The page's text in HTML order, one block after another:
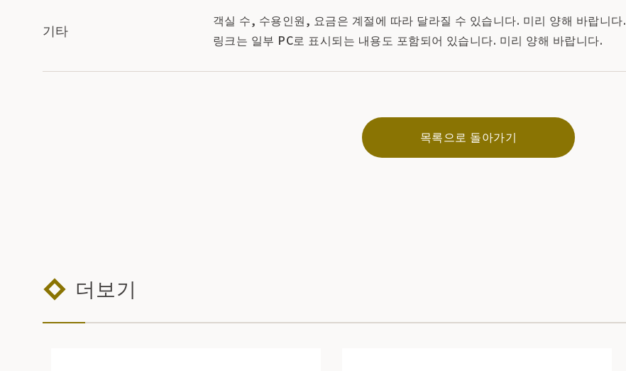
기타
객실 수, 수용인원, 요금은 계절에 따라 달라질 수 있습니다. 미리 양해 바랍니다.
링크는 일부 PC로 표시되는 내용도 포함되어 있습니다. 미리 양해 바랍니다.
목록으로 돌아가기
더보기